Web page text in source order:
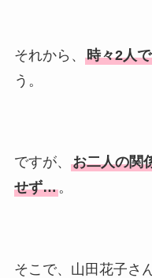
それから、 時々2人
う。
ですが、 お二人の関
せず…。
そこで、山田花子さ